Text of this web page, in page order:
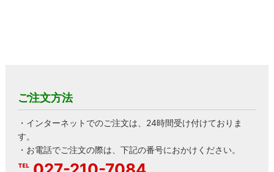
ご注文方法
・インターネットでのご注文は、24時間受け付けておりま
す。
・お電話でご注文の際は、下記の番号におかけください。